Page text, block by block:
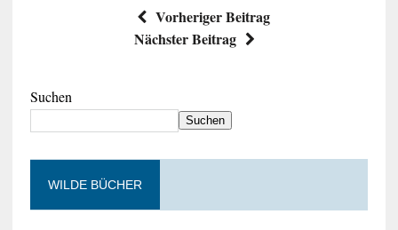
Vorheriger Beitrag
Nächster Beitrag
Suchen
Suchen
WILDE BÜCHER